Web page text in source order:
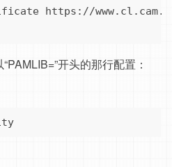
https://
开头的那行配置：